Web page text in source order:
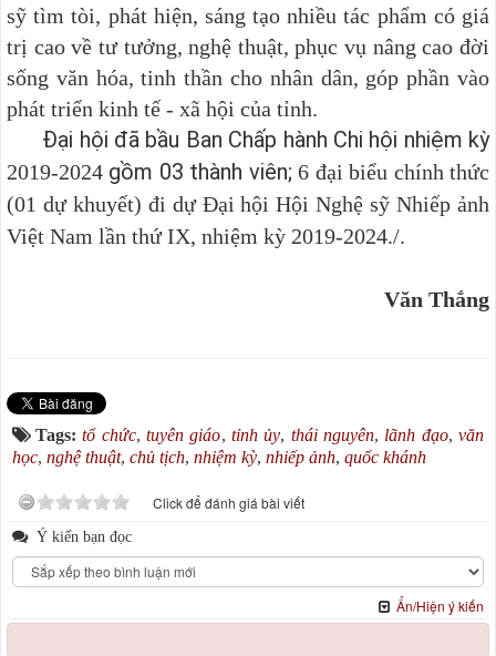
sỹ tìm tòi, phát hiện, sáng tạo nhiều tác phẩm có giá
trị cao về tư tưởng, nghệ thuật, phục vụ nâng cao đời
sống văn hóa, tinh thần cho nhân dân, góp phần vào
phát triển kinh tế - xã hội của tỉnh.
Đại hội đã bầu Ban Chấp hành Chi hội nhiệm kỳ
2019-2024 gồm 03 thành viên;6 đại biểu chính thức
(01 dự khuyết) đi dự Đại hội Hội Nghệ sỹ Nhiếp ảnh
Việt Nam lần thứ IX, nhiệm kỳ 2019-2024./.
Văn Thắng
Tags:tổ chức,tuyên giáo, tỉnh ủy, thái nguyên, lãnh đạo,văn
học, nghệ thuật, chủ tịch, nhiệm kỳ, nhiếp ảnh, quốc khánh
Click để đánh giá bài viết
Ý kiến bạn đọc
Ẩn/Hiện ý kiến